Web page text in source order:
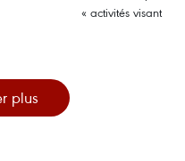
plus